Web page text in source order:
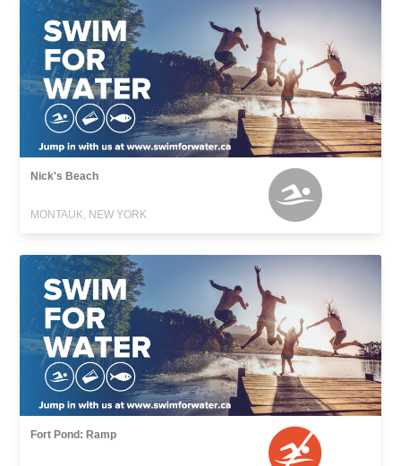
Nick's Beach
MONTAUK, NEW YORK
Fort Pond: Ramp